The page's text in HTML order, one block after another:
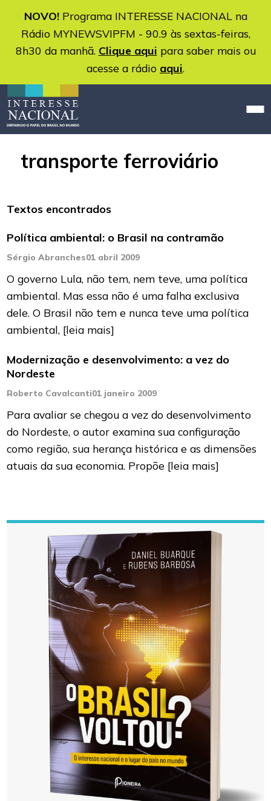
NOVO!Programa INTERESSE NACIONAL na
Rádio MYNEWSVIPFM - 90.9 às sextas-feiras,
8h30 da manhã. Clique aqui para saber mais ou
acesse a rádio aqui.
transporte ferroviário
Textos encontrados
Política ambiental: o Brasil na contramão
Sérgio Abranches01 abril 2009
O governo Lula, não tem, nem teve, uma política
ambiental. Mas essa não é uma falha exclusiva
dele. O Brasil não tem e nunca teve uma política
ambiental, [leia mais]
Modernização e desenvolvimento: a vez do
Nordeste
Roberto Cavalcanti01 janeiro 2009
Para avaliar se chegou a vez do desenvolvimento
do Nordeste, o autor examina sua configuração
como região, sua herança histórica e as dimensões
atuais da sua economia. Propõe [leia mais]